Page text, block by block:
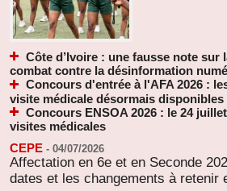
Côte d’Ivoire : une fausse note sur
combat contre la désinformation
Concours d'entrée à l'AFA 2026 :
visite médicale désormais disponibles
Concours ENSOA 2026 : le 24
visites médicales
CEPE - 04/07/2026
Affectation en 6e et en Seconde
dates et les changements à retenir